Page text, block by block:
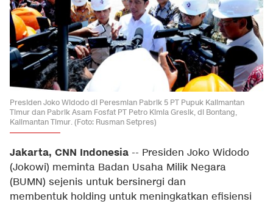
Presiden Joko Widodo di Peresmian Pabrik 5 PT Pupuk Kalimantan
Timur dan Pabrik Asam Fosfat PT Petro Kimia Gresik, di Bontang,
Kalimantan Timur. (Foto: Rusman Setpres)
Jakarta, CNN Indonesia -- Presiden Joko Widodo
(Jokowi) meminta Badan Usaha Milik Negara
(BUMN) sejenis untuk bersinergi dan
membentuk holding untuk meningkatkan efisiensi